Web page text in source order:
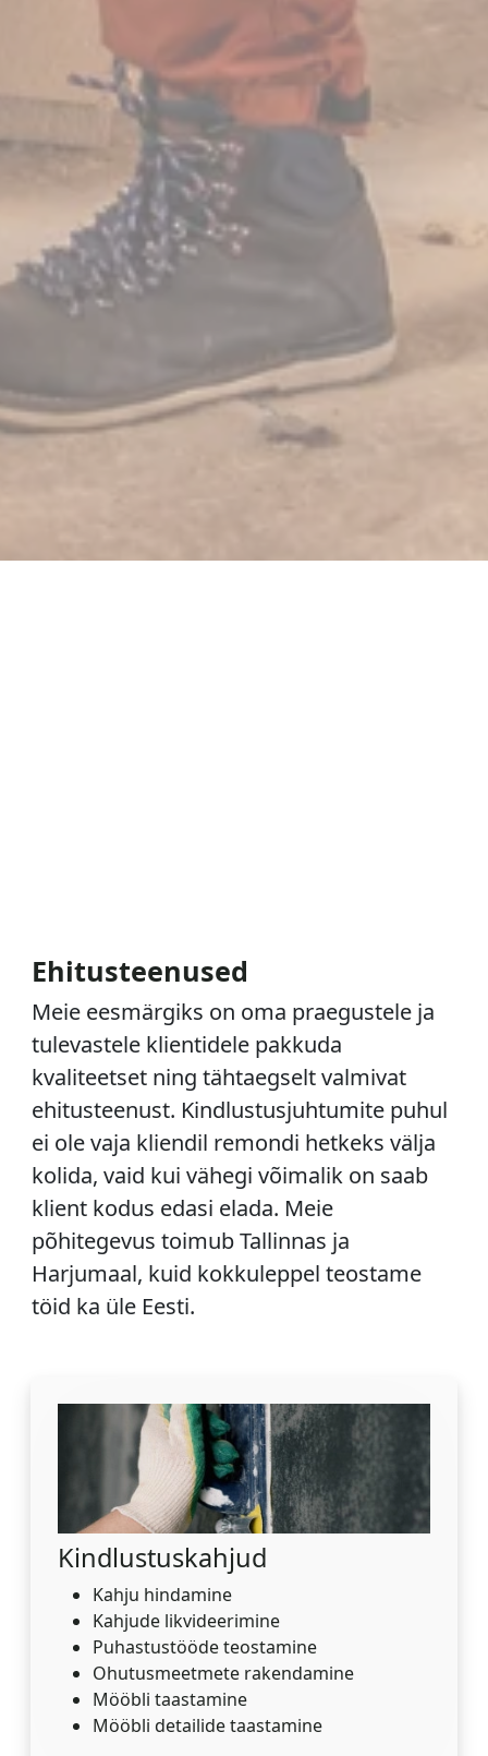
Ehitusteenused
Meie eesmärgiks on oma praegustele ja
tulevastele klientidele pakkuda
kvaliteetset ning tähtaegselt valmivat
ehitusteenust. Kindlustusjuhtumite puhul
ei ole vaja kliendil remondi hetkeks välja
kolida, vaid kui vähegi võimalik on saab
klient kodus edasi elada. Meie
põhitegevus toimub Tallinnas ja
Harjumaal, kuid kokkuleppel teostame
töid ka üle Eesti.
Kindlustuskahjud
Kahju hindamine
Kahjude likvideerimine
Puhastustööde teostamine
Ohutusmeetmete rakendamine
Mööbli taastamine
Mööbli detailide taastamine